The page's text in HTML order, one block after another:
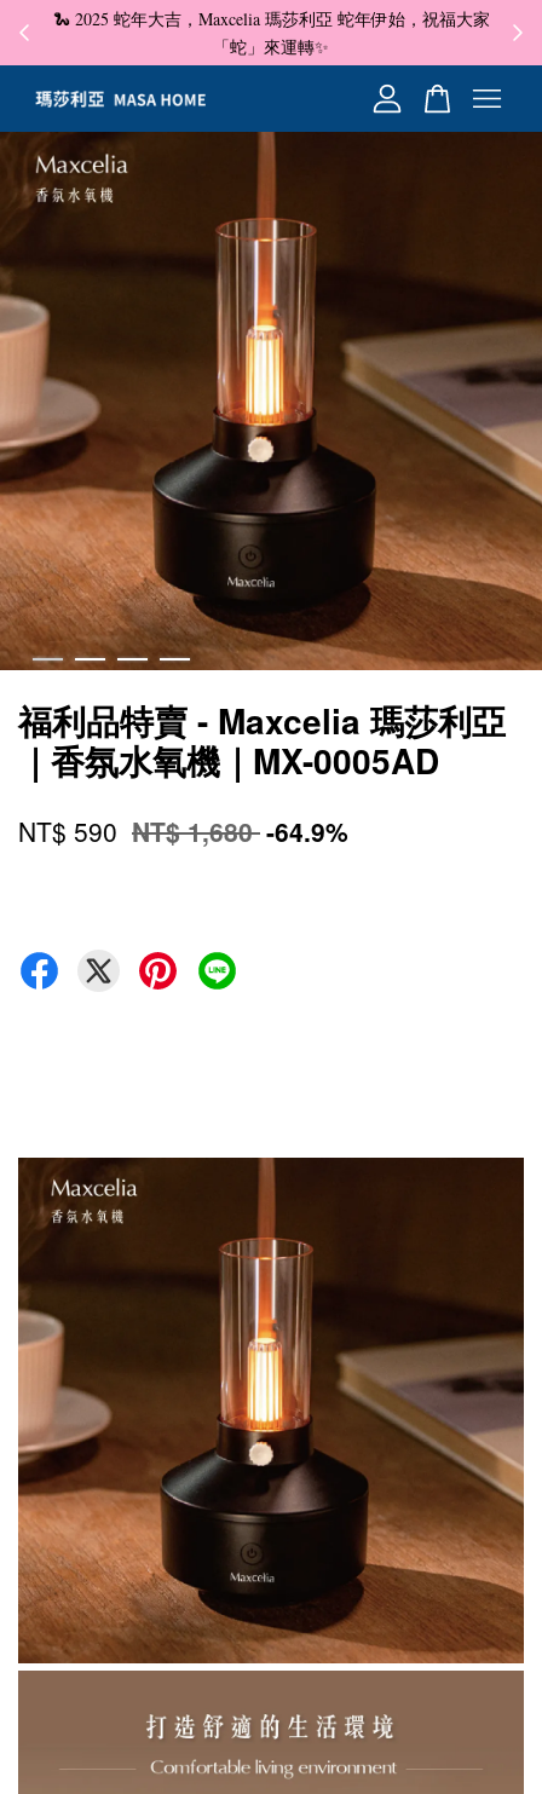
🐍 2025 蛇年大吉，Maxcelia 瑪莎利亞 蛇年伊始，祝福大家
「蛇」來運轉✨
✦
福利品特賣 - Maxcelia 瑪莎利亞
｜香氛水氧機｜MX-0005AD
NT$ 590 NT$ 1,680-64.9%
您的購物車目前還是空的。